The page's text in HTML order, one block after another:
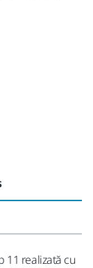
11 realizată cu